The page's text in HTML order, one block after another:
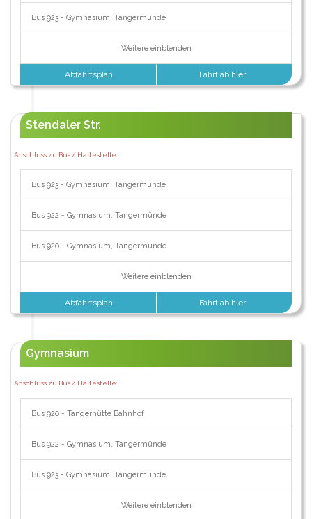
Bus 923 - Gymnasium, Tangermünde
Weitere einblenden
Abfahrtsplan Fahrt ab hier
Stendaler Str.
Anschluss zu Bus / Haltestelle:
Bus 923 - Gymnasium, Tangermünde
Bus 922 - Gymnasium, Tangermünde
Bus 920 - Gymnasium, Tangermünde
Weitere einblenden
Abfahrtsplan Fahrt ab hier
Gymnasium
Anschluss zu Bus / Haltestelle:
Bus 920 - Tangerhütte Bahnhof
Bus 922 - Gymnasium, Tangermünde
Bus 923 - Gymnasium, Tangermünde
Weitere einblenden